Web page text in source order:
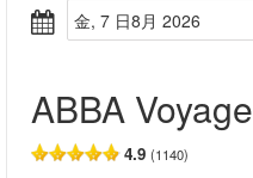
金, 7 日8月 2026
ABBA Voyage
4.9 (1140)